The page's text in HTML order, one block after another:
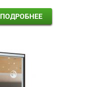
ПОДРОБНЕЕ